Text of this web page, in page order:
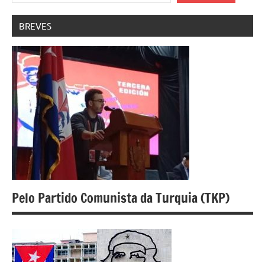
BREVES
Pelo Partido Comunista da Turquia (TKP)